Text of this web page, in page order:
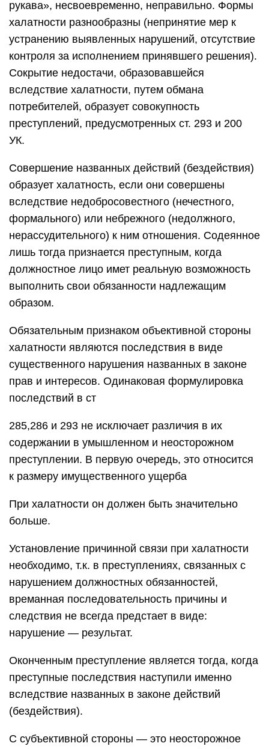
рукава», несвоевременно, неправильно. Формы
халатности разнообразны (непринятие мер к
устранению выявленных нарушений, отсутствие
контроля за исполнением принявшего решения).
Сокрытие недостачи, образовавшейся
вследствие халатности, путем обмана
потребителей, образует совокупность
преступлений, пpeдycмотренных ст. 293 и 200
УК.
Совершение названных действий (бездействия)
образует халатность, если они совершены
вследствие недобросовестного (нечестного,
формального) или небрежного (недолжного,
нерассудительного) к ним отношения. Содеянное
лишь тогда признается преступным, когда
должностное лицо имет реальную возможность
выполнить свои обязанности надлежащим
образом.
Обязательным признаком объективной стороны
халатности являются последствия в виде
существенного нарушения названных в законе
прав и интересов. Одинаковая формулировка
последствий в ст
285,286 и 293 не исключает различия в их
содержании в умышленном и неосторожном
преступлении. В первую очередь, это относится
к размеру имущественного ущерба
При халатности он должен быть значительно
больше.
Установление причинной связи при халатности
необходимо, т.к. в преступлениях, связанных с
нарушением должностных обязанностей,
времанная последовательность причины и
следствия не всегда предстает в виде:
нарушение — результат.
Оконченным преступление является тогда, когда
преступные последствия наступили именно
вследствие названных в законе действий
(бездействия).
С субъективной стороны — это неосторожное